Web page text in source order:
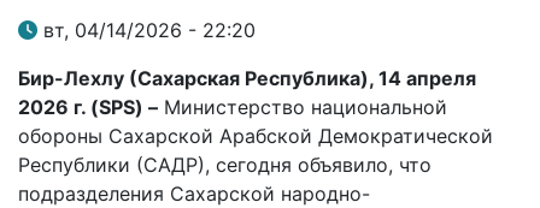
вт, 04/14/2026 - 22:20
Бир-Лехлу (Сахарская Республика), 14 апреля
2026 г. (SPS) – Министерство национальной
обороны Сахарской Арабской Демократической
Республики (САДР), сегодня объявило, что
подразделения Сахарской народно-